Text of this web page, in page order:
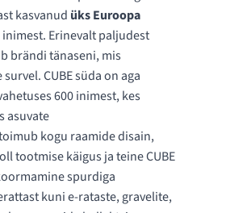
kasvanud üks Euroopa
Erinevalt paljudest
brändi tänaseni, mis
CUBE süda on aga
600 inimest, kes
asuvate
kogu raamide disain,
tootmise käigus ja teine CUBE
spurdiga
kuni e-rataste, gravelite,